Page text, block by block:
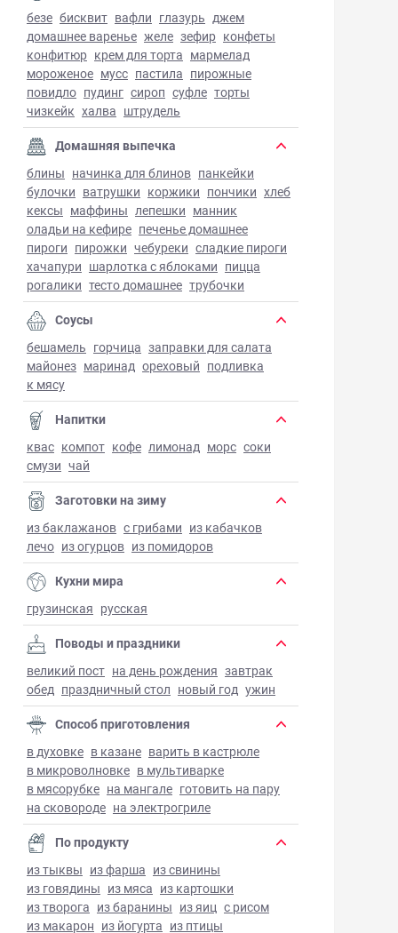
безе бисквит вафли глазурь джем
домашнее варенье желе зефир конфеты
конфитюр крем для торта мармелад
мороженое мусс пастила пирожные
повидло пудинг сироп суфле торты
чизкейк халва штрудель
Домашняя выпечка
блины начинка для блинов панкейки
булочки ватрушки коржики пончики хлеб
кексы маффины лепешки манник
оладьи на кефире печенье домашнее
пироги пирожки чебуреки сладкие пироги
хачапури шарлотка с яблоками пицца
рогалики тесто домашнее трубочки
Соусы
бешамель горчица заправки для салата
майонез маринад ореховый подливка
к мясу
Напитки
квас компот кофе лимонад морс соки
смузи чай
Заготовки на зиму
из баклажанов с грибами из кабачков
лечо из огурцов из помидоров
Кухни мира
грузинская русская
Поводы и праздники
великий пост на день рождения завтрак
обед праздничный стол новый год ужин
Способ приготовления
в духовке в казане варить в кастрюле
в микроволновке в мультиварке
в мясорубке на мангале готовить на пару
на сковороде на электрогриле
По продукту
из тыквы из фарша из свинины
из говядины из мяса из картошки
из творога из баранины из яиц с рисом
из макарон из йогурта из птицы